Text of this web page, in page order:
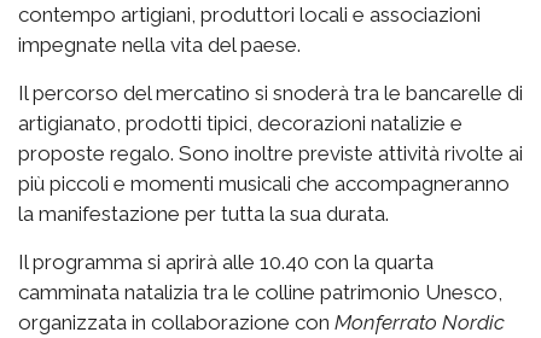
contempo artigiani, produttori locali e associazioni
impegnate nella vita del paese.
Il percorso del mercatino si snoderà tra le bancarelle di
artigianato, prodotti tipici, decorazioni natalizie e
proposte regalo. Sono inoltre previste attività rivolte ai
più piccoli e momenti musicali che accompagneranno
la manifestazione per tutta la sua durata.
Il programma si aprirà alle 10.40 con la quarta
camminata natalizia tra le colline patrimonio Unesco,
organizzata in collaborazione con Monferrato Nordic